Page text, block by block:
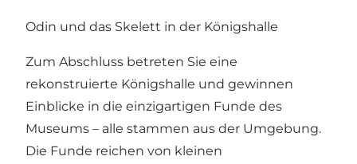
Odin und das Skelett in der Königshalle
Zum Abschluss betreten Sie eine
rekonstruierte Königshalle und gewinnen
Einblicke in die einzigartigen Funde des
Museums – alle stammen aus der Umgebung.
Die Funde reichen von kleinen